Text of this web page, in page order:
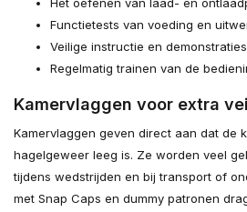
Het oefenen van laad- en
Functietests van voeding en
Veilige instructie en
Regelmatig trainen van de
Kamervlaggen voor extra
Kamervlaggen geven direct aan dat de
hagelgeweer leeg is. Ze worden veel
tijdens wedstrijden en bij transport of
met Snap Caps en dummy patronen